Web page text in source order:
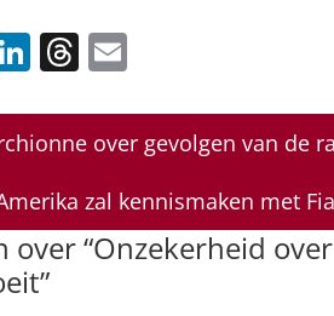
Li
k
e
dI
n
T
re
a
d
s
ai
l
over gevolgen van de
zal kennismaken met
over “Onzekerheid
”